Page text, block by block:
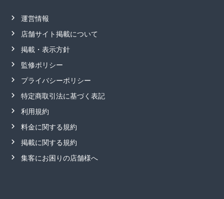
運営情報
店舗サイト掲載について
掲載・表示方針
監修ポリシー
プライバシーポリシー
特定商取引法に基づく表記
利用規約
料金に関する規約
掲載に関する規約
集客にお困りの店舗様へ